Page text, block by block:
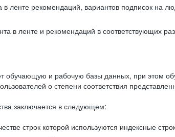
ленте рекомендаций, вариантов подписок на
в ленте и рекомендаций в соответствующих
обучающую и рабочую базы данных, при этом
о степени соответствия
заключается в следующем:
строк которой используются индексные